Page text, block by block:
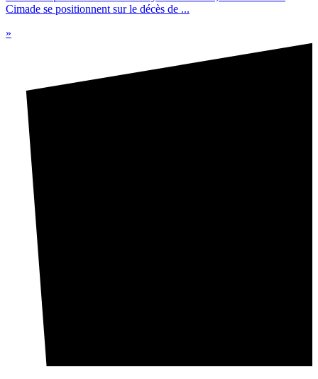
Cimade se positionnent sur le décès de ...
»